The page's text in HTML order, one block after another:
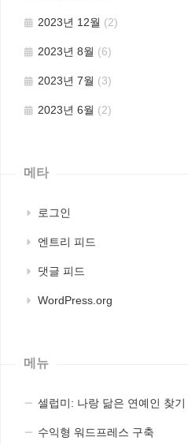
2023년 12월 (2)
2023년 8월 (6)
2023년 7월 (3)
2023년 6월 (2)
메타
로그인
엔트리 피드
댓글 피드
WordPress.org
메뉴
셀럽미: 나랑 닮은 연예인 찾기
수익형 워드프레스 구축